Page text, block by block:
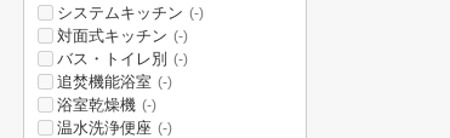
システムキッチン (-)
対面式キッチン (-)
バス・トイレ別 (-)
追焚機能浴室 (-)
浴室乾燥機 (-)
温水洗浄便座 (-)